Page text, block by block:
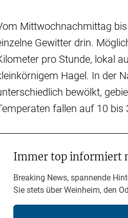
Mittwochnachmittag
Gewitter drin.
pro Stunde, lokal
Hagel. In der
bewölkt,
fallen auf 10 bis
Immer top informiert
Breaking News, spannende
Sie stets über Weinheim, den